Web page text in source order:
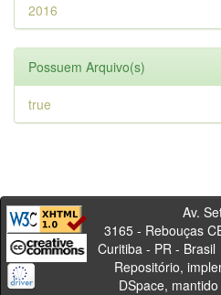
2016
Possuem Arquivo(s)
true
Av. Sete de
3165 - Rebouças
Curitiba -
Repositório,
DSpace,